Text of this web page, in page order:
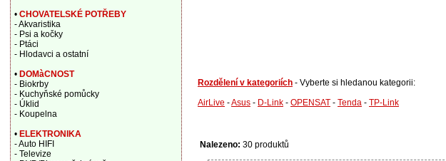
Rozdělení v kategoriích - Vyberte si hledanou kategorii:
AirLive -Asus - D-Link - OPENSAT - Tenda - TP-Link
Nalezeno: 30 produktů
• CHOVATELSKÉ POTŘEBY
- Akvaristika
- Psi a kočky
- Ptáci
- Hlodavci a ostatní
• DOMàCNOST
- Biokrby
- Kuchyňské pomůcky
- Úklid
- Koupelna
• ELEKTRONIKA
- Auto HIFI
- Televize